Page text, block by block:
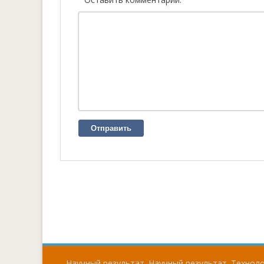
Отправить